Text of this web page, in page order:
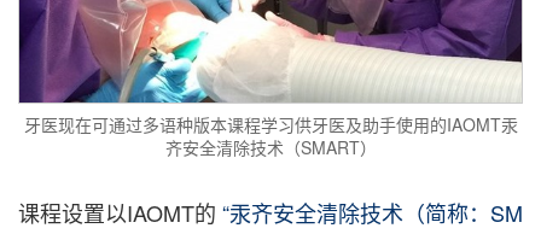
牙医现在可通过多语种版本课程学习供牙医及助手使用的IAOMT汞
齐安全清除技术（SMART）
课程设置以IAOMT的 “汞齐安全清除技术（简称：SM